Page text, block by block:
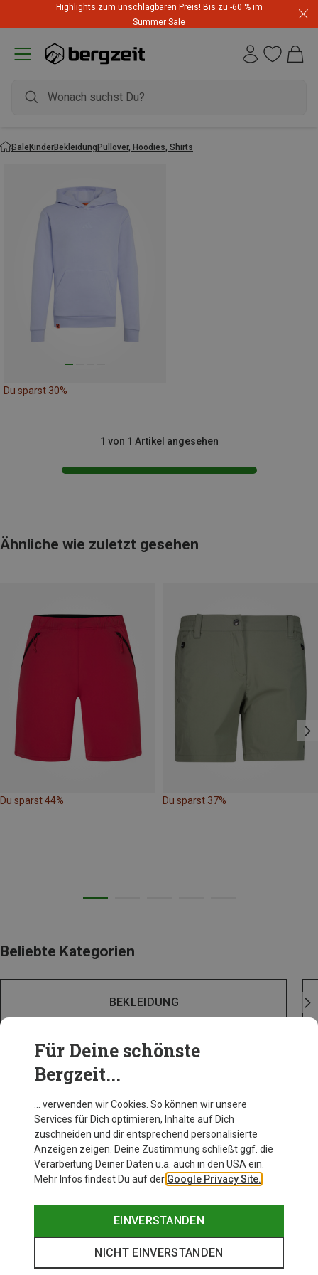
Highlights zum unschlagbaren Preis! Bis zu -60 % im
Summer Sale
SaleKinderBekleidungPullover, Hoodies, Shirts
Du sparst 30%
1 von 1 Artikel angesehen
Ähnliche wie zuletzt gesehen
Du sparst 44% Du sparst 37%
Beliebte Kategorien
BEKLEIDUNG
Für Deine schönste
Bergzeit...
… verwenden wir Cookies. So können wir unsere
Services für Dich optimieren, Inhalte auf Dich
zuschneiden und dir entsprechend personalisierte
Anzeigen zeigen. Deine Zustimmung schließt ggf. die
Verarbeitung Deiner Daten u.a. auch in den USA ein.
Mehr Infos findest Du auf der Google Privacy Site.
EINVERSTANDEN
NICHT EINVERSTANDEN